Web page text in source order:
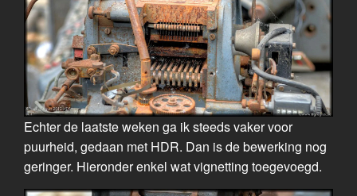
Echter de laatste weken ga ik steeds vaker voor
puurheid, gedaan met HDR. Dan is de bewerking nog
geringer. Hieronder enkel wat vignetting toegevoegd.